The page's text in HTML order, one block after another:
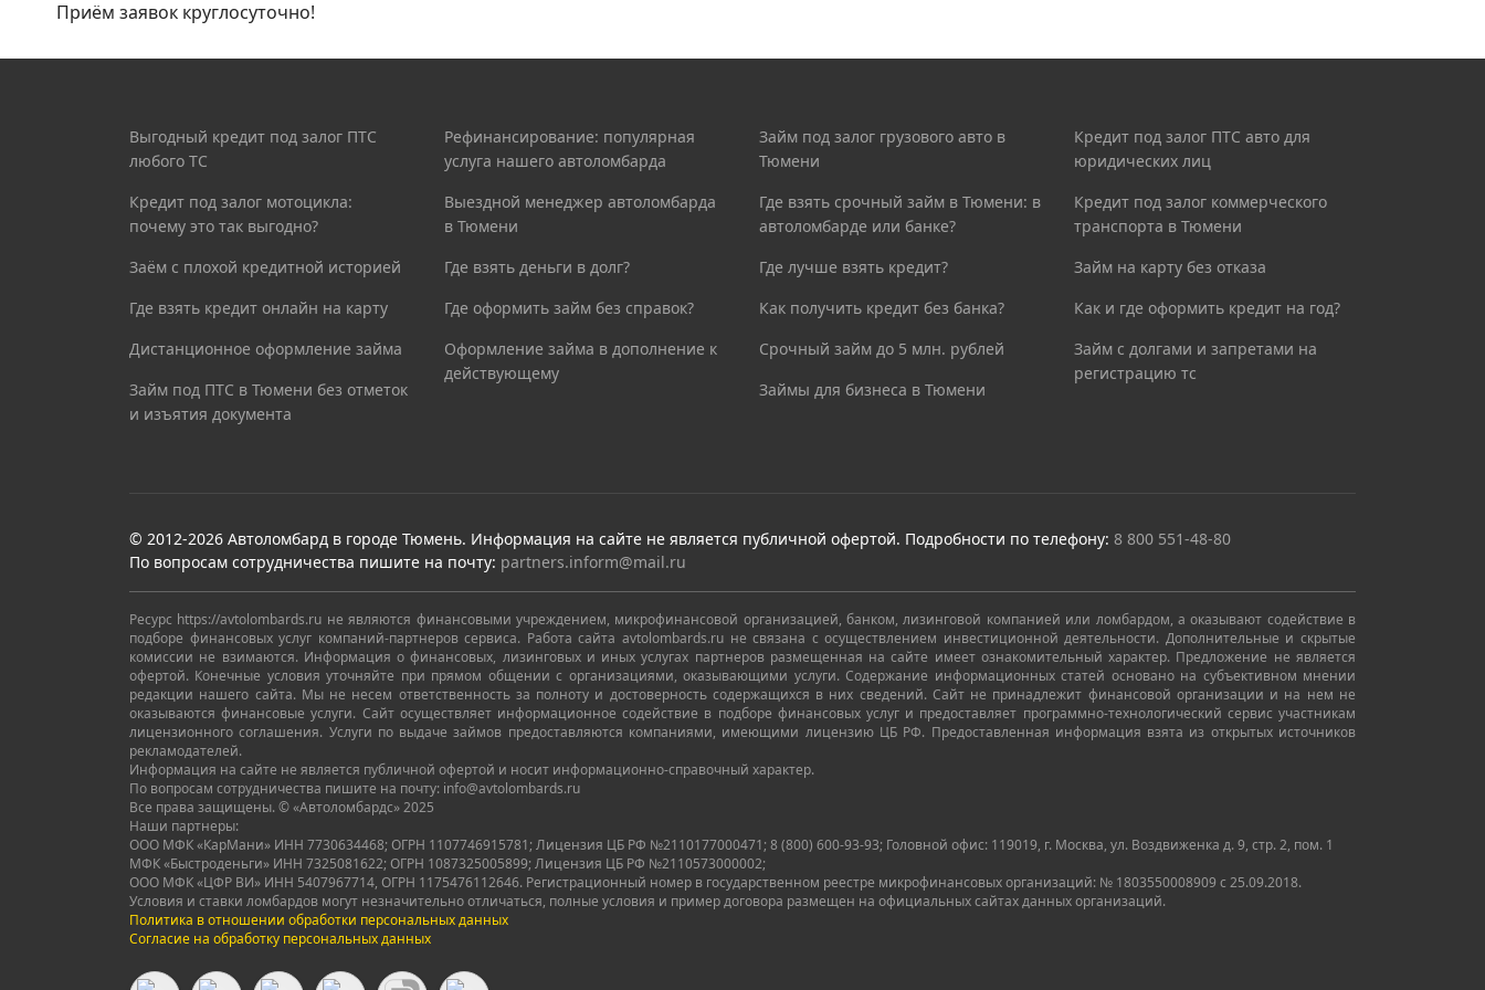
Приём заявок круглосуточно!
Выгодный кредит под залог ПТС
любого ТС
Кредит под залог мотоцикла:
почему это так выгодно?
Заём с плохой кредитной историей
Где взять кредит онлайн на карту
Дистанционное оформление займа
Займ под ПТС в Тюмени без отметок
и изъятия документа
Рефинансирование: популярная
услуга нашего автоломбарда
Выездной менеджер автоломбарда
в Тюмени
Где взять деньги в долг?
Где оформить займ без справок?
Оформление займа в дополнение к
действующему
Займ под залог грузового авто в
Тюмени
Где взять срочный займ в Тюмени: в
автоломбарде или банке?
Где лучше взять кредит?
Как получить кредит без банка?
Срочный займ до 5 млн. рублей
Займы для бизнеса в Тюмени
Кредит под залог ПТС авто для
юридических лиц
Кредит под залог коммерческого
транспорта в Тюмени
Займ на карту без отказа
Как и где оформить кредит на год?
Займ с долгами и запретами на
регистрацию тс
© 2012-2026 Автоломбард в городе Тюмень. Информация на сайте не является публичной офертой. Подробности по телефону: 8 800 551-48-80
По вопросам сотрудничества пишите на почту: partners.inform@mail.ru
Ресурс https://avtolombards.ru не являются финансовыми учреждением, микрофинансовой организацией, банком, лизинговой компанией или ломбардом, а оказывают содействие в
подборе финансовых услуг компаний-партнеров сервиса. Работа сайта avtolombards.ru не связана с осуществлением инвестиционной деятельности. Дополнительные и скрытые
комиссии не взимаются. Информация о финансовых, лизинговых и иных услугах партнеров размещенная на сайте имеет ознакомительный характер. Предложение не является
офертой. Конечные условия уточняйте при прямом общении с организациями, оказывающими услуги. Содержание информационных статей основано на субъективном мнении
редакции нашего сайта. Мы не несем ответственность за полноту и достоверность содержащихся в них сведений. Сайт не принадлежит финансовой организации и на нем не
оказываются финансовые услуги. Сайт осуществляет информационное содействие в подборе финансовых услуг и предоставляет программно-технологический сервис участникам
лицензионного соглашения. Услуги по выдаче займов предоставляются компаниями, имеющими лицензию ЦБ РФ. Предоставленная информация взята из открытых источников
рекламодателей.
Информация на сайте не является публичной офертой и носит информационно-справочный характер.
По вопросам сотрудничества пишите на почту: info@avtolombards.ru
Все права защищены. © «Автоломбардс» 2025
Наши партнеры:
ООО МФК «КарМани» ИНН 7730634468; ОГРН 1107746915781; Лицензия ЦБ РФ №2110177000471; 8 (800) 600-93-93; Головной офис: 119019, г. Москва, ул. Воздвиженка д. 9, стр. 2, пом. 1
МФК «Быстроденьги» ИНН 7325081622; ОГРН 1087325005899; Лицензия ЦБ РФ №2110573000002;
ООО МФК «ЦФР ВИ» ИНН 5407967714, ОГРН 1175476112646. Регистрационный номер в государственном реестре микрофинансовых организаций: № 1803550008909 с 25.09.2018.
Условия и ставки ломбардов могут незначительно отличаться, полные условия и пример договора размещен на официальных сайтах данных организаций.
Политика в отношении обработки персональных данных
Согласие на обработку персональных данных